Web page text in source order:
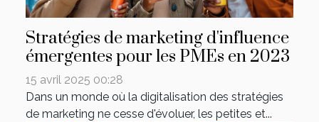
Stratégies de marketing d'influence
émergentes pour les PMEs en 2023
15 avril 2025 00:28
Dans un monde où la digitalisation des stratégies
de marketing ne cesse d'évoluer, les petites et...